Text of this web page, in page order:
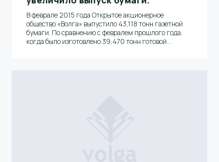
В феврале 2015 года Открытое акционерное
общество «Волга» выпустило 43,118 тонн газетной
бумаги. По сравнению с февралем прошлого года,
когда было изготовлено 39,470 тонн готовой